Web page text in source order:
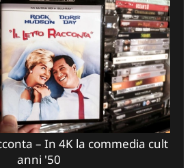
– In 4K la commedia cult
anni '50